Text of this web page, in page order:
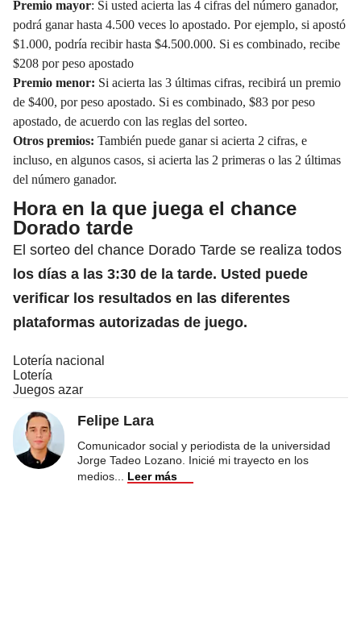
Premio mayor: Si usted acierta las 4 cifras del número ganador,
podrá ganar hasta 4.500 veces lo apostado. Por ejemplo, si apostó
$1.000, podría recibir hasta $4.500.000. Si es combinado, recibe
$208 por peso apostado
Premio menor: Si acierta las 3 últimas cifras, recibirá un premio
de $400, por peso apostado. Si es combinado, $83 por peso
apostado, de acuerdo con las reglas del sorteo.
Otros premios: También puede ganar si acierta 2 cifras, e
incluso, en algunos casos, si acierta las 2 primeras o las 2 últimas
del número ganador.
Hora en la que juega el chance
Dorado tarde
El sorteo del chance Dorado Tarde se realiza todos
los días a las 3:30 de la tarde. Usted puede
verificar los resultados en las diferentes
plataformas autorizadas de juego.
Lotería nacional
Lotería
Juegos azar
Felipe Lara
Comunicador social y periodista de la universidad
Jorge Tadeo Lozano. Inicié mi trayecto en los
medios
Leer más